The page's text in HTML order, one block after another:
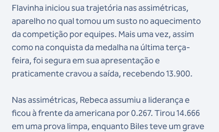
Flavinha iniciou sua trajetória nas assimétricas,
aparelho no qual tomou um susto no aquecimento
da competição por equipes. Mais uma vez, assim
como na conquista da medalha na última terça-
feira, foi segura em sua apresentação e
praticamente cravou a saída, recebendo 13.900.
Nas assimétricas, Rebeca assumiu a liderança e
ficou à frente da americana por 0.267. Tirou 14.666
em uma prova limpa, enquanto Biles teve um grave